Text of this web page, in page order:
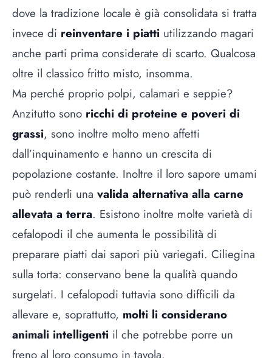
dove la tradizione locale è già consolidata si tratta
invece di reinventare i piatti utilizzando magari
anche parti prima considerate di scarto. Qualcosa
oltre il classico fritto misto, insomma.
Ma perché proprio polpi, calamari e seppie?
Anzitutto sono ricchi di proteine e poveri di
grassi, sono inoltre molto meno affetti
dall’inquinamento e hanno un crescita di
popolazione costante. Inoltre il loro sapore umami
può renderli una valida alternativa alla carne
allevata a terra. Esistono inoltre molte varietà di
cefalopodi il che aumenta le possibilità di
preparare piatti dai sapori più variegati. Ciliegina
sulla torta: conservano bene la qualità quando
surgelati. I cefalopodi tuttavia sono difficili da
allevare e, soprattutto, molti li considerano
animali intelligenti il che potrebbe porre un